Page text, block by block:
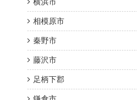
相模原市
秦野市
藤沢市
足柄下郡